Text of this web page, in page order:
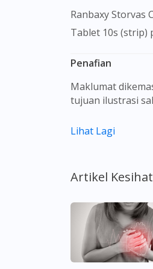
Ranbaxy Storvas
Tablet 10s (strip)
Penafian
Maklumat dikemas kini pada: Wed Jul 01 2026 09:26:40 GMT+0000 (Coordinated Universal Time) Gambar barangan yang ditunjukkan hanya untuk
tujuan ilustrasi
Kandungan
untuk membuat
sebelum
Pemberian
yang berdaftar
doktor panel
Lihat Lagi
Artikel